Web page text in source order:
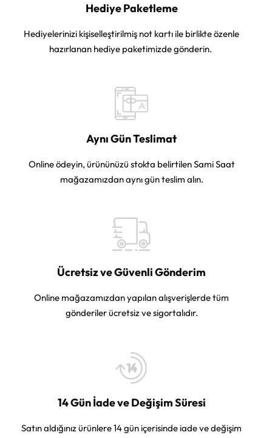
Hediye Paketleme
Hediyelerinizi kişiselleştirilmiş not kartı ile birlikte özenle
hazırlanan hediye paketimizde gönderin.
Aynı Gün Teslimat
Online ödeyin, ürününüzü stokta belirtilen Sami Saat
mağazamızdan aynı gün teslim alın.
Ücretsiz ve Güvenli Gönderim
Online mağazamızdan yapılan alışverişlerde tüm
gönderiler ücretsiz ve sigortalıdır.
14 Gün İade ve Değişim Süresi
Satın aldığınız ürünlere 14 gün içerisinde iade ve değişim